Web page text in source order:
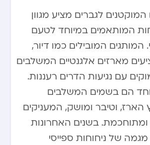
לגברים מציע מגוון
המותאמים במיוחד לטעם
המותגים המובילים כמו דיור,
מארזים אלגנטיים המשלבים
עם נגיעות הדרים רעננות.
הם בשמים המשלבים
וטיבר ומושק, המעניקים
בשנים האחרונות
של ניחוחות ספייסי